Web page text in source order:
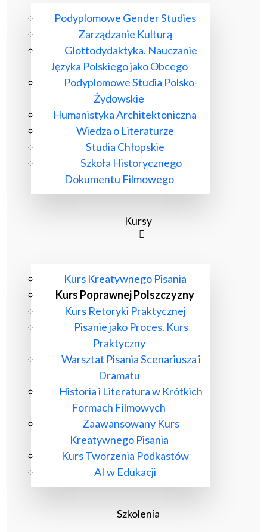
Podyplomowe Gender Studies
Zarządzanie Kulturą
Glottodydaktyka. Nauczanie
Języka Polskiego jako Obcego
Podyplomowe Studia Polsko-
Żydowskie
Humanistyka Architektoniczna
Wiedza o Literaturze
Studia Chłopskie
Szkoła Historycznego
Dokumentu Filmowego
Kursy
Kurs Kreatywnego Pisania
Kurs Poprawnej Polszczyzny
Kurs Retoryki Praktycznej
Pisanie jako Proces. Kurs
Praktyczny
Warsztat Pisania Scenariusza i
Dramatu
Historia i Literatura w Krótkich
Formach Filmowych
Zaawansowany Kurs
Kreatywnego Pisania
Kurs Tworzenia Podkastów
AI w Edukacji
Szkolenia